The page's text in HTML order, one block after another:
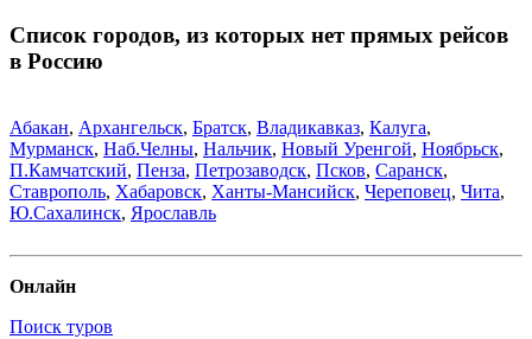
Список городов, из которых нет прямых рейсов
в Россию
Абакан, Архангельск, Братск, Владикавказ, Калуга,
Мурманск, Наб.Челны, Нальчик, Новый Уренгой, Ноябрьск,
П.Камчатский, Пенза, Петрозаводск, Псков, Саранск,
Ставрополь, Хабаровск, Ханты-Мансийск, Череповец, Чита,
Ю.Сахалинск, Ярославль
Онлайн
Поиск туров